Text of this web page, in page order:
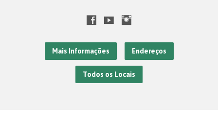
Mais Informações Endereços
Todos os Locais